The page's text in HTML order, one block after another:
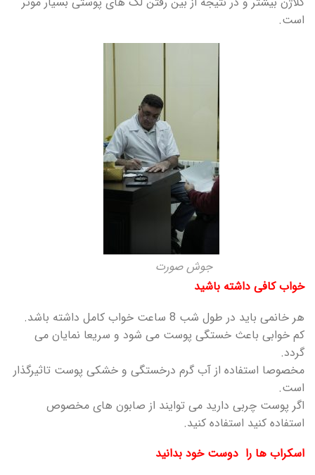
است.
جوش صورت
خواب کافی داشته باشید
هر خانمی باید در طول شب 8 ساعت خواب کامل داشته باشد.
کم خوابی باعث خستگی پوست می شود و سریعا نمایان می
گردد.
مخصوصا استفاده از آب گرم درخستگی و خشکی پوست تاثیرگذار
است.
اگر پوست چربی دارید می توایند از صابون های مخصوص
استفاده کنید استفاده کنید.
اسکراب ها را دوست خود بدانید